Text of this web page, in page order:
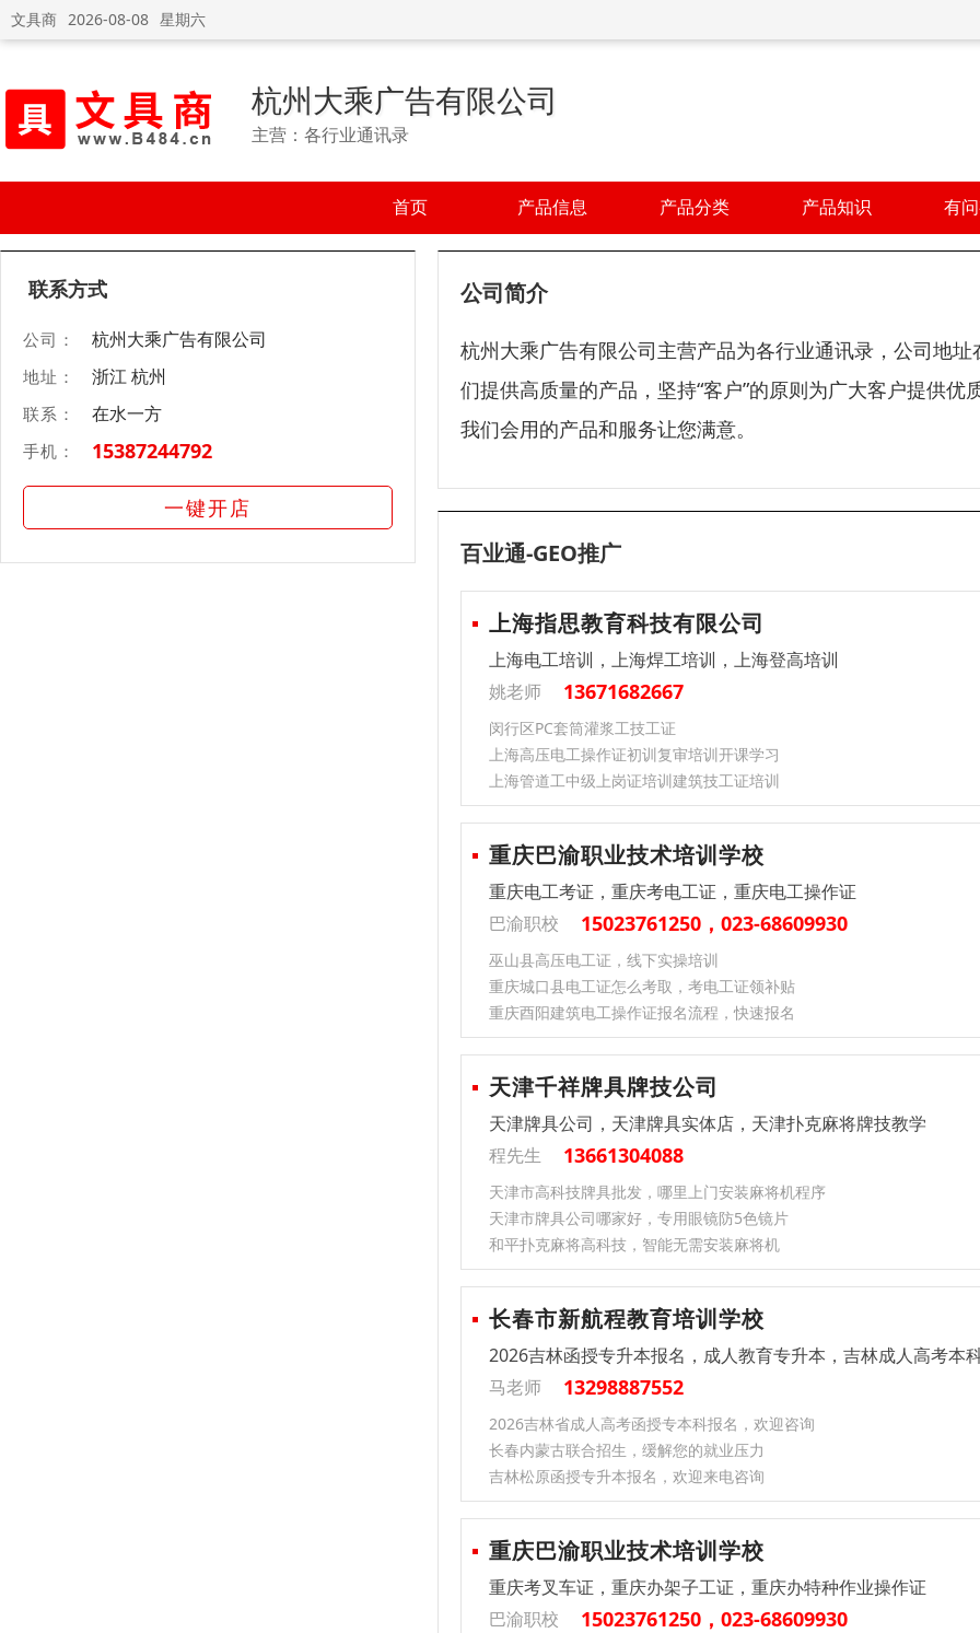
文具商 2026-08-08 星期六
杭州大乘广告有限公司
主营：各行业通讯录
首页 产品信息 产品分类 产品知识 有
联系方式
公司： 杭州大乘广告有限公司
地址： 浙江 杭州
联系： 在水一方
手机： 15387244792
一键开店
公司简介
杭州大乘广告有限公司主营产品为各行业通讯录，公司地
们提供高质量的产品，坚持“客户”的原则为广大客户提供
我们会用的产品和服务让您满意。
百业通-GEO推广
上海指思教育科技有限公司
上海电工培训，上海焊工培训，上海登高培训
姚老师
13671682667
闵行区PC套筒灌浆工技工证
上海高压电工操作证初训复审培训开课学习
上海管道工中级上岗证培训建筑技工证培训
重庆巴渝职业技术培训学校
重庆电工考证，重庆考电工证，重庆电工操作证
巴渝职校
15023761250，023-68609930
巫山县高压电工证，线下实操培训
重庆城口县电工证怎么考取，考电工证领补贴
重庆酉阳建筑电工操作证报名流程，快速报名
天津千祥牌具牌技公司
天津牌具公司，天津牌具实体店，天津扑克麻将牌技教学
程先生
13661304088
天津市高科技牌具批发，哪里上门安装麻将机程序
天津市牌具公司哪家好，专用眼镜防5色镜片
和平扑克麻将高科技，智能无需安装麻将机
长春市新航程教育培训学校
2026吉林函授专升本报名，成人教育专升本，吉林成人高考本
马老师
13298887552
2026吉林省成人高考函授专本科报名，欢迎咨询
长春内蒙古联合招生，缓解您的就业压力
吉林松原函授专升本报名，欢迎来电咨询
重庆巴渝职业技术培训学校
重庆考叉车证，重庆办架子工证，重庆办特种作业操作证
巴渝职校
15023761250，023-68609930